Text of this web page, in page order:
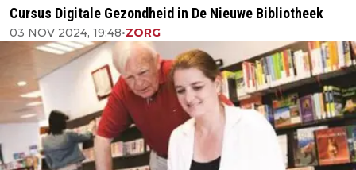
Cursus Digitale Gezondheid in De Nieuwe Bibliotheek
03 NOV 2024, 19:48•ZORG